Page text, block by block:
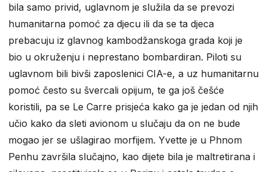
bila samo privid, uglavnom je služila da se prevozi
humanitarna pomoć za djecu ili da se ta djeca
prebacuju iz glavnog kambodžanskoga grada koji je
bio u okruženju i neprestano bombardiran. Piloti su
uglavnom bili bivši zaposlenici CIA-e, a uz humanitarnu
pomoć često su švercali opijum, te ga još češće
koristili, pa se Le Carre prisjeća kako ga je jedan od njih
učio kako da sleti avionom u slučaju da on ne bude
mogao jer se ušlagirao morfijem. Yvette je u Phnom
Penhu završila slučajno, kao dijete bila je maltretirana i